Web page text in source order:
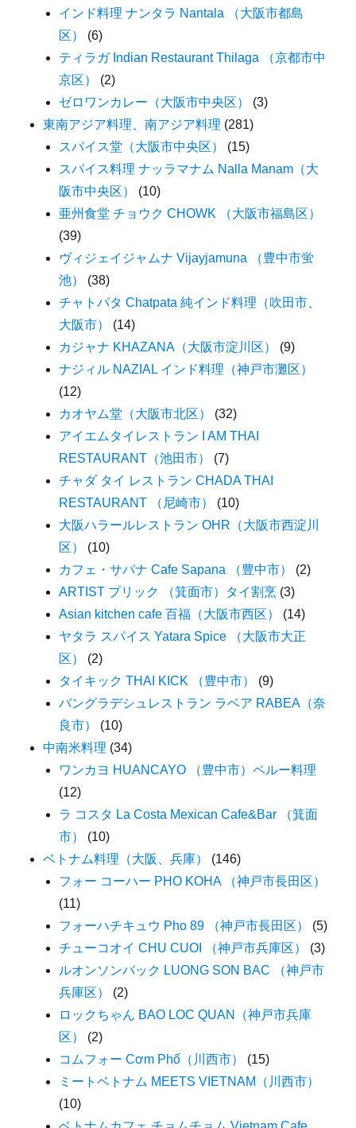
インド料理 ナンタラ Nantala （大阪市都島
区）
(6)
ティラガ Indian Restaurant Thilaga （京都市中
京区）
(2)
ゼロワンカレー（大阪市中央区）
(3)
東南アジア料理、南アジア料理 (281)
スパイス堂（大阪市中央区）
(15)
スパイス料理 ナッラマナム Nalla Manam（大
阪市中央区）
(10)
亜州食堂 チョウク CHOWK （大阪市福島区）
(39)
ヴィジェイジャムナ Vijayjamuna （豊中市蛍
池）
(38)
チャトパタ Chatpata 純インド料理（吹田市、
大阪市）
(14)
カジャナ KHAZANA（大阪市淀川区）
(9)
ナジィル NAZIAL インド料理（神戸市灘区）
(12)
カオヤム堂（大阪市北区）
(32)
アイエムタイレストラン I AM THAI
RESTAURANT（池田市）
(7)
チャダ タイ レストラン CHADA THAI
RESTAURANT （尼崎市）
(10)
大阪ハラールレストラン OHR（大阪市西淀川
区）
(10)
カフェ・サパナ Cafe Sapana （豊中市）
(2)
ARTIST プリック （箕面市）タイ割烹 (3)
Asian kitchen cafe 百福（大阪市西区）
(14)
ヤタラ スパイス Yatara Spice （大阪市大正
区）
(2)
タイキック THAI KICK （豊中市）
(9)
バングラデシュレストラン ラベア RABEA（奈
良市）
(10)
中南米料理 (34)
ワンカヨ HUANCAYO （豊中市）ペルー料理
(12)
ラ コスタ La Costa Mexican Cafe&Bar （箕面
市）
(10)
ベトナム料理（大阪、兵庫）
(146)
フォー コーハー PHO KOHA （神戸市長田区）
(11)
フォーハチキュウ Pho 89 （神戸市長田区）
(5)
チューコオイ CHU CUOI （神戸市兵庫区）
(3)
ルオンソンバック LUONG SON BAC （神戸市
兵庫区）
(2)
ロックちゃん BAO LOC QUAN（神戸市兵庫
区）
(2)
コムフォー Cơm Phố（川西市）
(15)
ミートベトナム MEETS VIETNAM（川西市）
(10)